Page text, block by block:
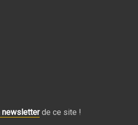
newsletterde ce site !